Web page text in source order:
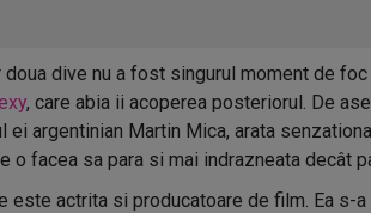
doua dive nu a fost singurul moment de
, care abia ii acoperea posteriorul. De
ei argentinian Martin Mica, arata
o facea sa para si mai indrazneata decât
este actrita si producatoare de film. Ea s-